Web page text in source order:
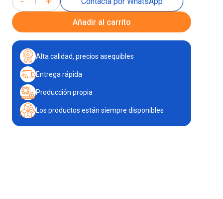
Añadir al carrito
Alta calidad, precios asequibles
Entrega rápida
Producción propia
Los productos están siempre disponibles